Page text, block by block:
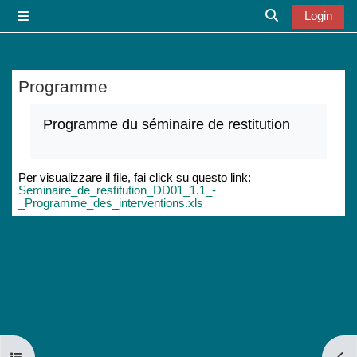
Attiva/disattiva
Login
Programme
Programme du séminaire de restitution
Per visualizzare il file, fai click su questo link:
Seminaire_de_restitution_DD01_1.1_-
_Programme_des_interventions.xls